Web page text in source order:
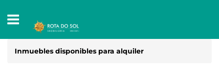
Inmuebles disponibles para alquiler